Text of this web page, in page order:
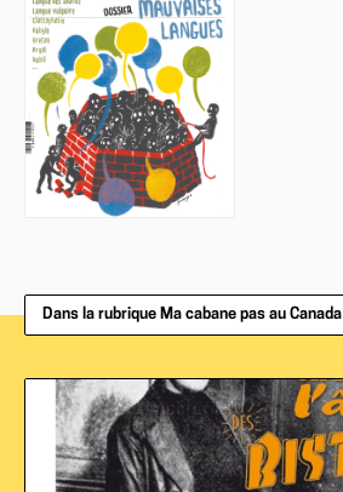
Dans la rubrique Ma cabane pas au Canada